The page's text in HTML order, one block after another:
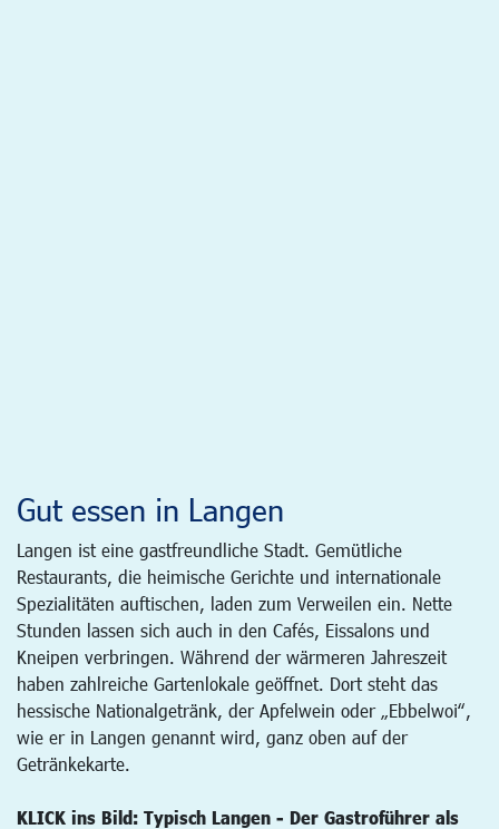
Gut essen in Langen
Langen ist eine gastfreundliche Stadt. Gemütliche
Restaurants, die heimische Gerichte und internationale
Spezialitäten auftischen, laden zum Verweilen ein. Nette
Stunden lassen sich auch in den Cafés, Eissalons und
Kneipen verbringen. Während der wärmeren Jahreszeit
haben zahlreiche Gartenlokale geöffnet. Dort steht das
hessische Nationalgetränk, der Apfelwein oder „Ebbelwoi“,
wie er in Langen genannt wird, ganz oben auf der
Getränkekarte.
KLICK ins Bild: Typisch Langen - Der Gastroführer als